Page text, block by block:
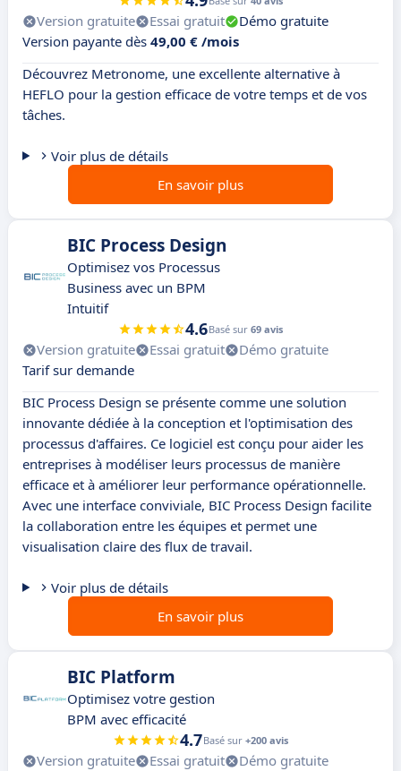
Version gratuite Essai gratuit
Démo gratuite
Version payante dès 49,00 € /mois
Découvrez Metronome, une excellente alternative à
HEFLO pour la gestion efficace de votre temps et de vos
tâches.
Voir plus de détails
En savoir plus
BIC Process Design
Optimisez vos Processus
Business avec un BPM
Intuitif
4.6Basé sur 69 avis
Version gratuite Essai gratuit
Démo gratuite
Tarif sur demande
BIC Process Design se présente comme une solution
innovante dédiée à la conception et l'optimisation des
processus d'affaires. Ce logiciel est conçu pour aider les
entreprises à modéliser leurs processus de manière
efficace et à améliorer leur performance opérationnelle.
Avec une interface conviviale, BIC Process Design facilite
la collaboration entre les équipes et permet une
visualisation claire des flux de travail.
Voir plus de détails
En savoir plus
BIC Platform
Optimisez votre gestion
BPM avec efficacité
4.7Basé sur +200 avis
Version gratuite Essai gratuit
Démo gratuite